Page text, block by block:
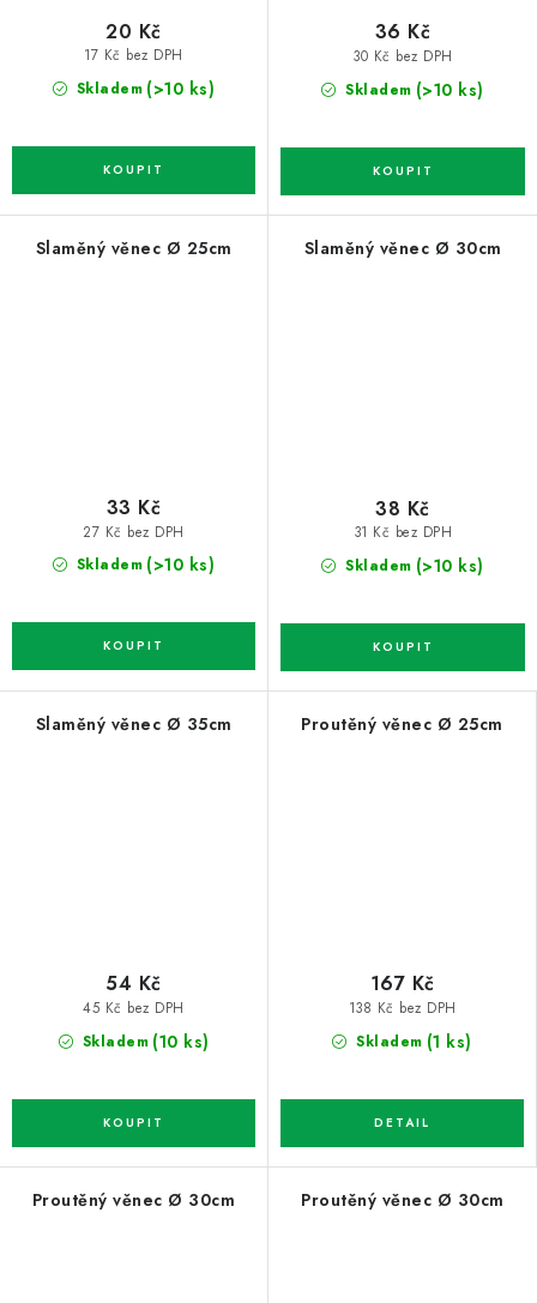
Skladem (>10 ks)
17 Kč bez DPH
20 Kč
Skladem (>10 ks)
30 Kč bez DPH
36 Kč
Slaměný věnec Ø 25cm
Skladem (>10 ks)
27 Kč bez DPH
33 Kč
Slaměný věnec Ø 30cm
Skladem (>10 ks)
31 Kč bez DPH
38 Kč
Slaměný věnec Ø 35cm
Skladem (10 ks)
45 Kč bez DPH
54 Kč
Proutěný věnec Ø 25cm
Skladem (1 ks)
138 Kč bez DPH
167 Kč
Proutěný věnec Ø 30cm Proutěný věnec Ø 30cm